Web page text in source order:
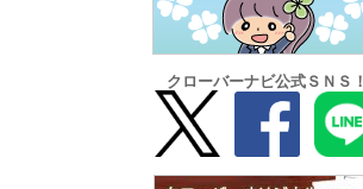
クローバーナビ公式ＳＮＳ！